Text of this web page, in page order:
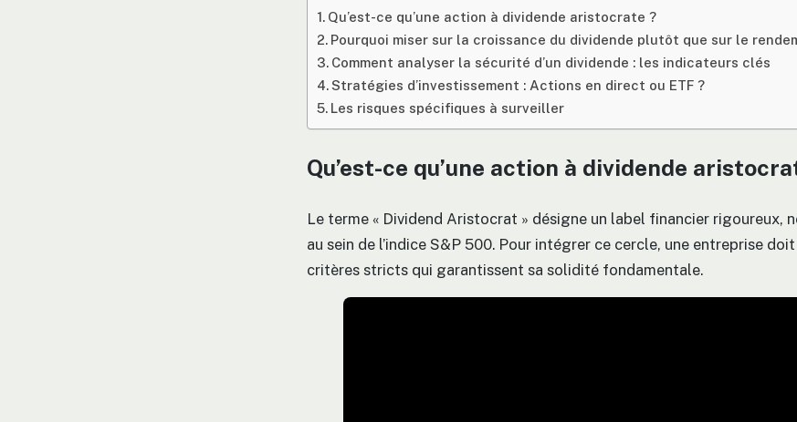
Qu’est-ce qu’une action à dividende aristocrate ?
Pourquoi miser sur la croissance du dividende plutôt que sur le
Comment analyser la sécurité d’un dividende : les indicateurs clés
Stratégies d’investissement : Actions en direct ou ETF ?
Les risques spécifiques à surveiller
Qu’est-ce qu’une action à dividende
Le terme « Dividend Aristocrat » désigne un label financier rigoureux,
au sein de l’indice S&P 500. Pour intégrer ce cercle, une entreprise
critères stricts qui garantissent sa solidité fondamentale.